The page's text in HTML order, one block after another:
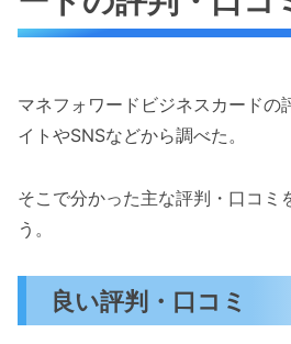
マネフォワードビジネスカードの
イトやSNSなどから調べた。
そこで分かった主な評判・口コミ
う。
良い評判・口コミ